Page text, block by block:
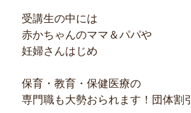
受講生の中には
赤かちゃんのママ＆パパや
妊婦さんはじめ
保育・教育・保健医療の
専門職も大勢おられます！団体割